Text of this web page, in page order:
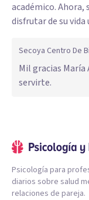
académico. Ahora,
disfrutar de su
Secoya Centro De
Mil gracias
servirte.
Psicología para
diarios sobre salud
relaciones de pareja.